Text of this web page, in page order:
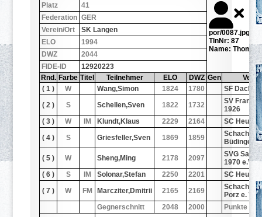
por/0087.jpg
TlnNr: 87
Name:
Platz
41
Federation GER
Verein/Ort
SK Langen
ELO
1994
DWZ
2044
FIDE-ID
12920223
Rnd. Farbe Titel Teilnehmer ELO DWZ Gen
( 1 )
W Wang,Simon 1824 1780
SF Dachau
( 2 )
S Schellen,Sven 1822 1732
SV
1926
( 3 )
W IM Klundt,Klaus 2229 2164
SC
( 4 )
S Griesfeller,Sven 1869 1859
Büdingen-
( 5 )
W Sheng,Ming 2178 2097
SVG
1970 e.V.
( 6 )
S IM Solonar,Stefan 2250 2201
SC
( 7 )
W FM Marcziter,Dmitrii 2165 2169
Porz e. V.
Gegnerschnitt
2048 2000 Punkte